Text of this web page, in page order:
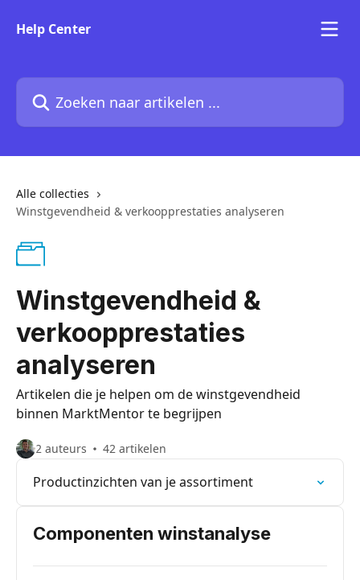
Help Center
Zoeken naar artikelen ...
Alle collecties
Winstgevendheid & verkoopprestaties analyseren
Winstgevendheid &
verkoopprestaties
analyseren
Artikelen die je helpen om de winstgevendheid
binnen MarktMentor te begrijpen
2 auteurs 42 artikelen
Productinzichten van je assortiment
Componenten winstanalyse